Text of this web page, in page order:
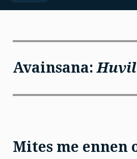
Avainsana:
Mites me ennen